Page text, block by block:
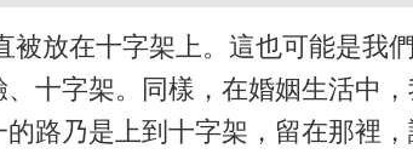
放在十字架上。這也可能是我
十字架。同樣，在婚姻生活中，
路乃是上到十字架，留在那裡